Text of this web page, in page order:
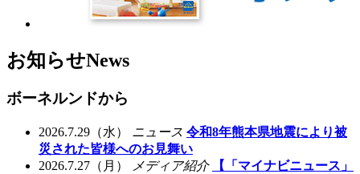
お知らせNews
ボーネルンドから
2026.7.29（水） ニュース 令和8年熊本県地震により被
災された皆様へのお見舞い
2026.7.27（月）
メディア紹介
【「マイナビニュース」